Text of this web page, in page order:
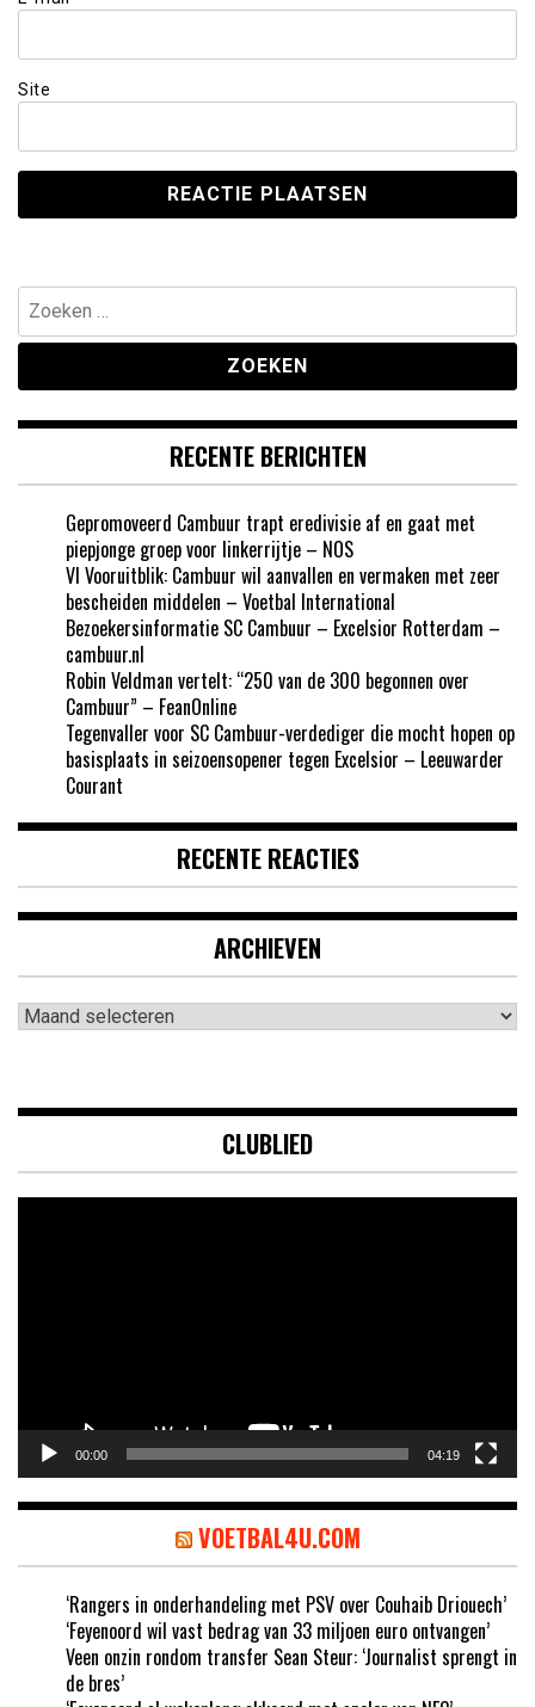
Site
Zoeken
naar:
RECENTE BERICHTEN
Gepromoveerd Cambuur trapt eredivisie af en gaat met
piepjonge groep voor linkerrijtje – NOS
VI Vooruitblik: Cambuur wil aanvallen en vermaken met zeer
bescheiden middelen – Voetbal International
Bezoekersinformatie SC Cambuur – Excelsior Rotterdam –
cambuur.nl
Robin Veldman vertelt: “250 van de 300 begonnen over
Cambuur” – FeanOnline
Tegenvaller voor SC Cambuur-verdediger die mocht hopen op
basisplaats in seizoensopener tegen Excelsior – Leeuwarder
Courant
RECENTE REACTIES
ARCHIEVEN
Archieven
CLUBLIED
00:00 04:19
VOETBAL4U.COM
‘Rangers in onderhandeling met PSV over Couhaib Driouech’
‘Feyenoord wil vast bedrag van 33 miljoen euro ontvangen’
Veen onzin rondom transfer Sean Steur: ‘Journalist sprengt in
de bres’